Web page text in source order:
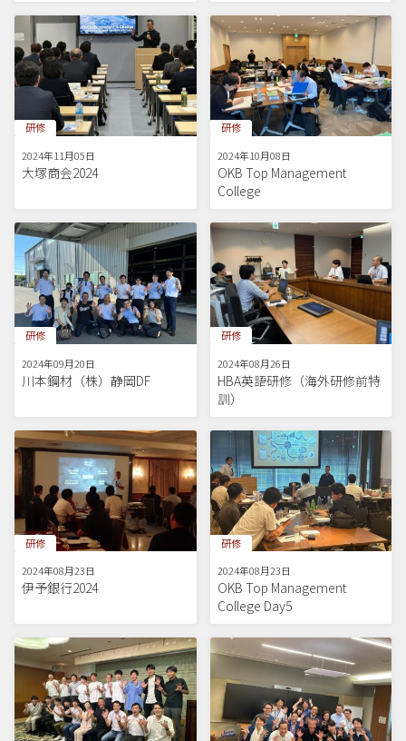
研修
2024年11月05日
大塚商会2024
研修
2024年10月08日
OKB Top Management
College
研修
2024年09月20日
川本鋼材（株）静岡DF
研修
2024年08月26日
HBA英語研修（海外研修前特
訓）
研修
2024年08月23日
伊予銀行2024
研修
2024年08月23日
OKB Top Management
College Day5